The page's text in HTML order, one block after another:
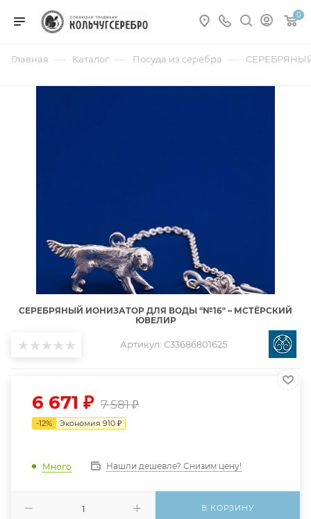
0
Главная — Каталог — Посуда из серебра —
СЕРЕБРЯНЫЙ ИОНИЗАТОР ДЛЯ ВОДЫ "№16" – МСТЁРСКИЙ
ЮВЕЛИР
Артикул: С33686801625
6 671 ₽ 7 581₽
-12% Экономия 910 ₽
Много Нашли дешевле? Снизим цену!
В КОРЗИНУ